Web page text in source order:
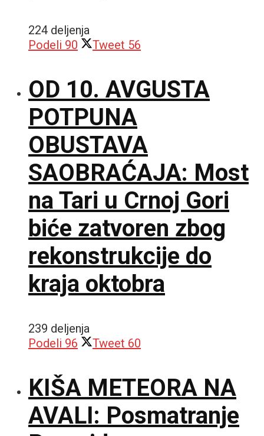
224 deljenja
Podeli 90 Tweet 56
OD 10. AVGUSTA
POTPUNA
OBUSTAVA
SAOBRAĆAJA: Most
na Tari u Crnoj Gori
biće zatvoren zbog
rekonstrukcije do
kraja oktobra
239 deljenja
Podeli 96 Tweet 60
KIŠA METEORA NA
AVALI: Posmatranje